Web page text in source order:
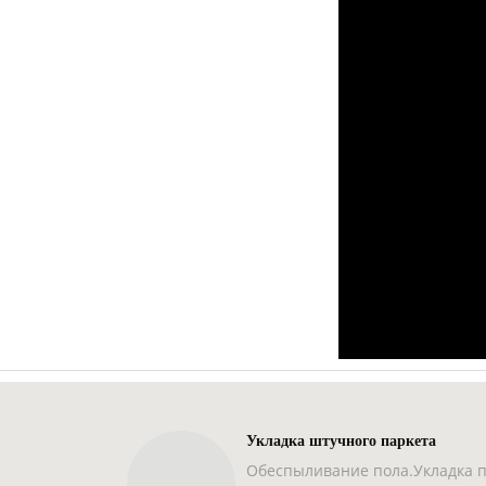
Укладка штучного паркета
Обеспыливание пола.Укладка